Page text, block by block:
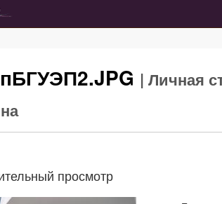
| Личная
просмотр